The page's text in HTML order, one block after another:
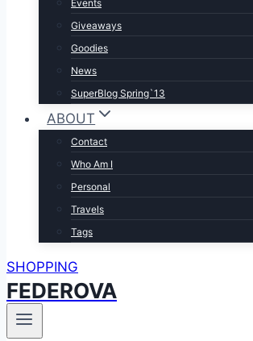
Events
Giveaways
Goodies
News
SuperBlog Spring`13
ABOUT
Contact
Who Am I
Personal
Travels
Tags
SHOPPING
FEDEROVA